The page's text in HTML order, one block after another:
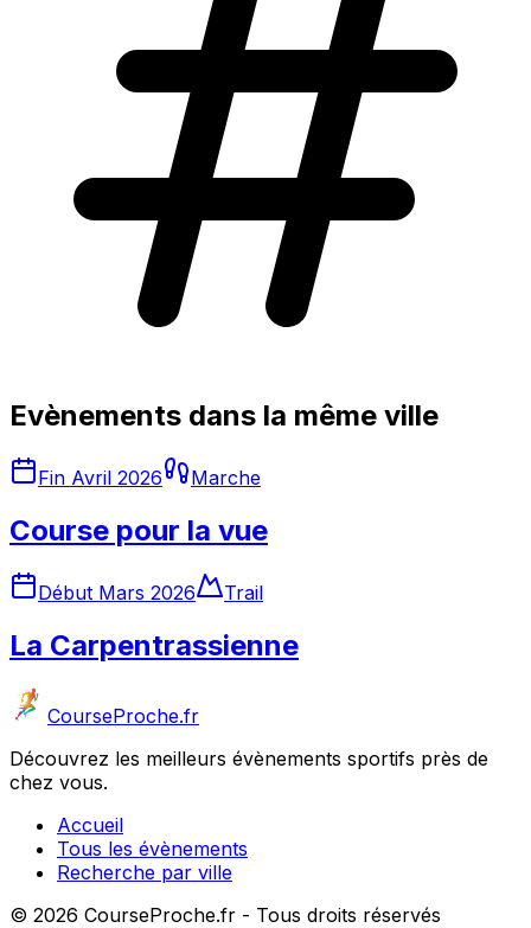
Evènements dans la même ville
Fin Avril 2026 Marche
Course pour la vue
Début Mars 2026 Trail
La Carpentrassienne
CourseProche.fr
Découvrez les meilleurs évènements sportifs près de
chez vous.
Accueil
Tous les évènements
Recherche par ville
© 2026 CourseProche.fr - Tous droits réservés